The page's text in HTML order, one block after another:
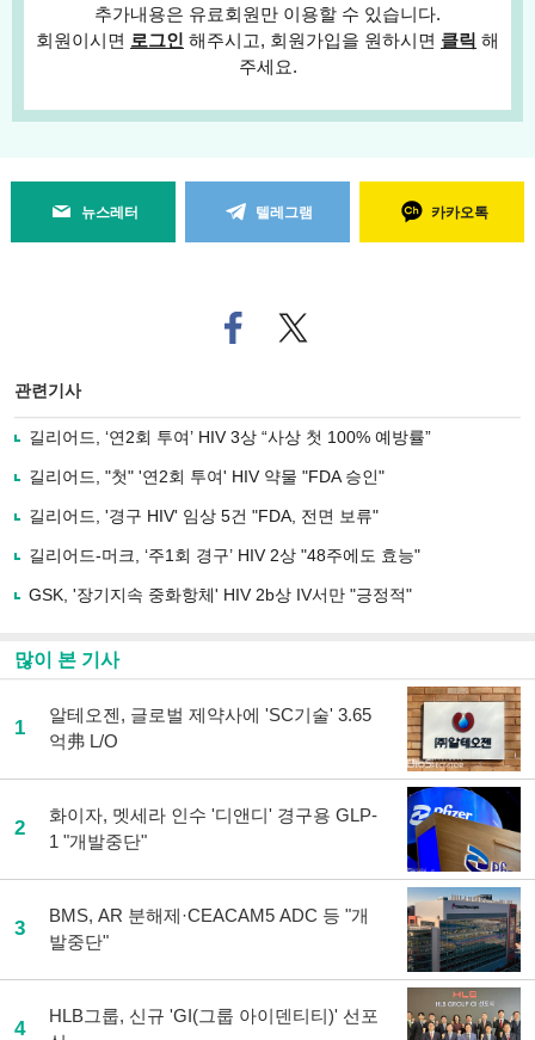
추가내용은 유료회원만 이용할 수 있습니다.
회원이시면 로그인 해주시고, 회원가입을 원하시면 클릭 해
주세요.
뉴스레터 텔레그램 카카오톡
페
이
로
사
유
기
트위
터로
관련기사
길리어드, ‘연2회 투여’ HIV 3상 “사상 첫 100% 예방률”
길리어드, "첫" '연2회 투여' HIV 약물 "FDA 승인"
길리어드, '경구 HIV' 임상 5건 "FDA, 전면 보류"
길리어드-머크, ‘주1회 경구’ HIV 2상 "48주에도 효능"
GSK, '장기지속 중화항체' HIV 2b상 IV서만 "긍정적"
많이 본 기사
1
알테오젠, 글로벌 제약사에 'SC기술' 3.65
억弗 L/O
2
화이자, 멧세라 인수 '디앤디' 경구용 GLP-
1 "개발중단"
3
BMS, AR 분해제·CEACAM5 ADC 등 "개
발중단"
4
HLB그룹, 신규 'GI(그룹 아이덴티티)' 선포